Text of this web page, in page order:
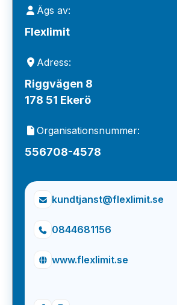
Ägs av:
Flexlimit
Adress:
Riggvägen 8
178 51 Ekerö
Organisationsnummer:
556708-4578
kundtjanst@flexlimit.se
0844681156
www.flexlimit.se